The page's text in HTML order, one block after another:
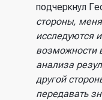
подчеркнул
стороны,
исследуются
возможности
анализа
другой
передавать